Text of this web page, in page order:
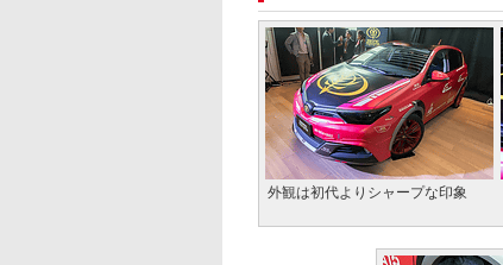
外観は初代よりシャープな印象